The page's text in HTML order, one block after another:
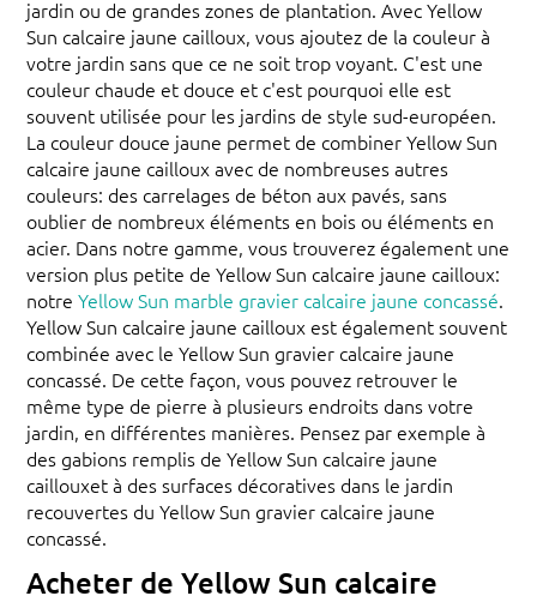
jardin ou de grandes zones de plantation. Avec Yellow
Sun calcaire jaune cailloux, vous ajoutez de la couleur à
votre jardin sans que ce ne soit trop voyant. C'est une
couleur chaude et douce et c'est pourquoi elle est
souvent utilisée pour les jardins de style sud-européen.
La couleur douce jaune permet de combiner Yellow Sun
calcaire jaune cailloux avec de nombreuses autres
couleurs: des carrelages de béton aux pavés, sans
oublier de nombreux éléments en bois ou éléments en
acier. Dans notre gamme, vous trouverez également une
version plus petite de Yellow Sun calcaire jaune cailloux:
notre Yellow Sun marble gravier calcaire jaune concassé.
Yellow Sun calcaire jaune cailloux est également souvent
combinée avec le Yellow Sun gravier calcaire jaune
concassé. De cette façon, vous pouvez retrouver le
même type de pierre à plusieurs endroits dans votre
jardin, en différentes manières. Pensez par exemple à
des gabions remplis de Yellow Sun calcaire jaune
caillouxet à des surfaces décoratives dans le jardin
recouvertes du Yellow Sun gravier calcaire jaune
concassé.
Acheter de Yellow Sun calcaire